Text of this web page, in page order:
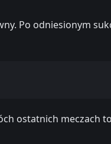
Po odniesionym
ostatnich meczach